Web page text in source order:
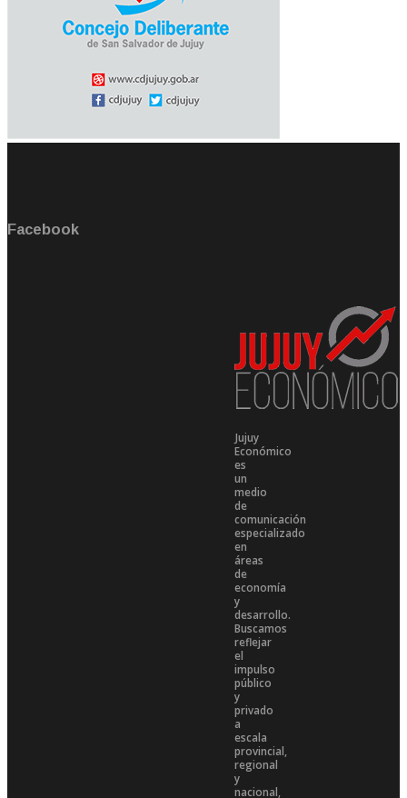
Facebook
Jujuy
Económico
es
un
medio
de
comunicación
especializado
en
áreas
de
economía
y
desarrollo.
Buscamos
reflejar
el
impulso
público
y
privado
a
escala
provincial,
regional
y
nacional,